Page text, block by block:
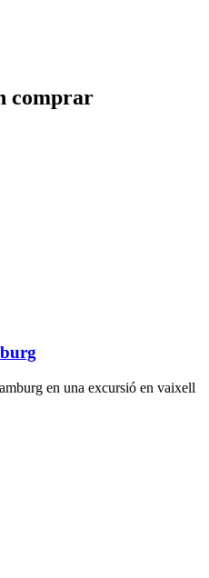
comprar
en una excursió en vaixell